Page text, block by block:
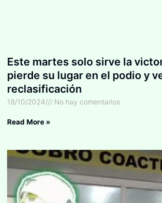
Este martes solo sirve la
pierde su lugar en el podio y
reclasificación
18/10/2024 No hay comentarios
Read More »